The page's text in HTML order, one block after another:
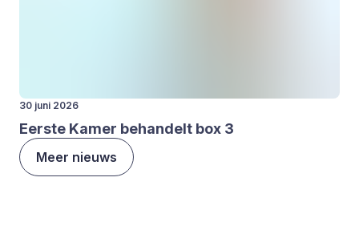
30 juni 2026
Eer­ste Kamer behan­delt box 3
Meer nieuws